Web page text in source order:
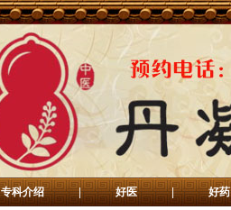
专科介绍 | 好医 | 好药